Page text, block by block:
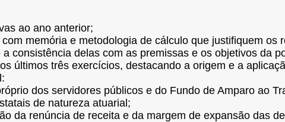
ao ano anterior;
memória e metodologia de cálculo que justifiquem
consistência delas com as premissas e os objetivos da
últimos três exercícios, destacando a origem e a
dos servidores públicos e do Fundo de Amparo ao
de natureza atuarial;
da renúncia de receita e da margem de expansão das